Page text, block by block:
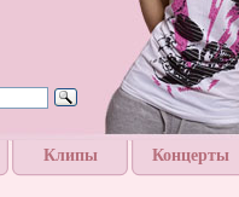
Клипы Концерты